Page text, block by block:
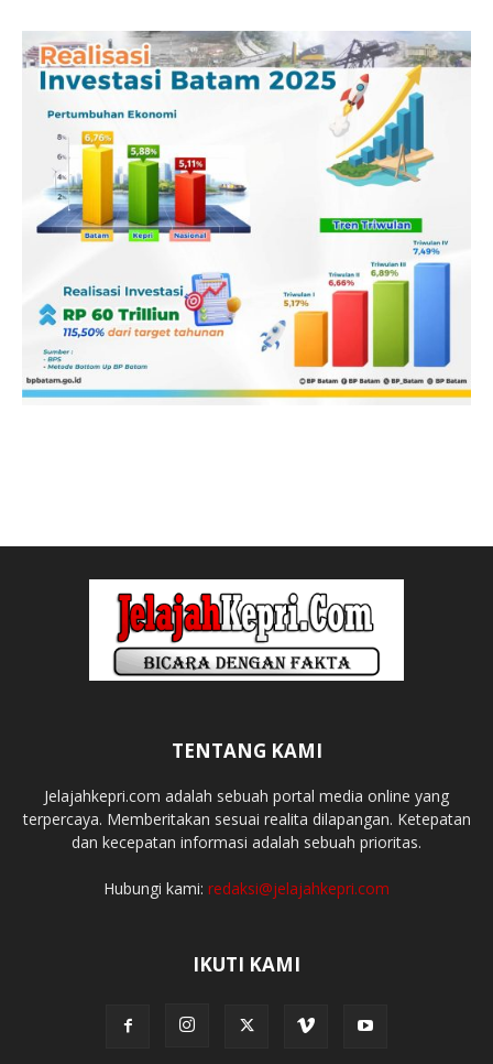
TENTANG KAMI
Jelajahkepri.com adalah sebuah portal media online yang
terpercaya. Memberitakan sesuai realita dilapangan. Ketepatan
dan kecepatan informasi adalah sebuah prioritas.
Hubungi kami: redaksi@jelajahkepri.com
IKUTI KAMI